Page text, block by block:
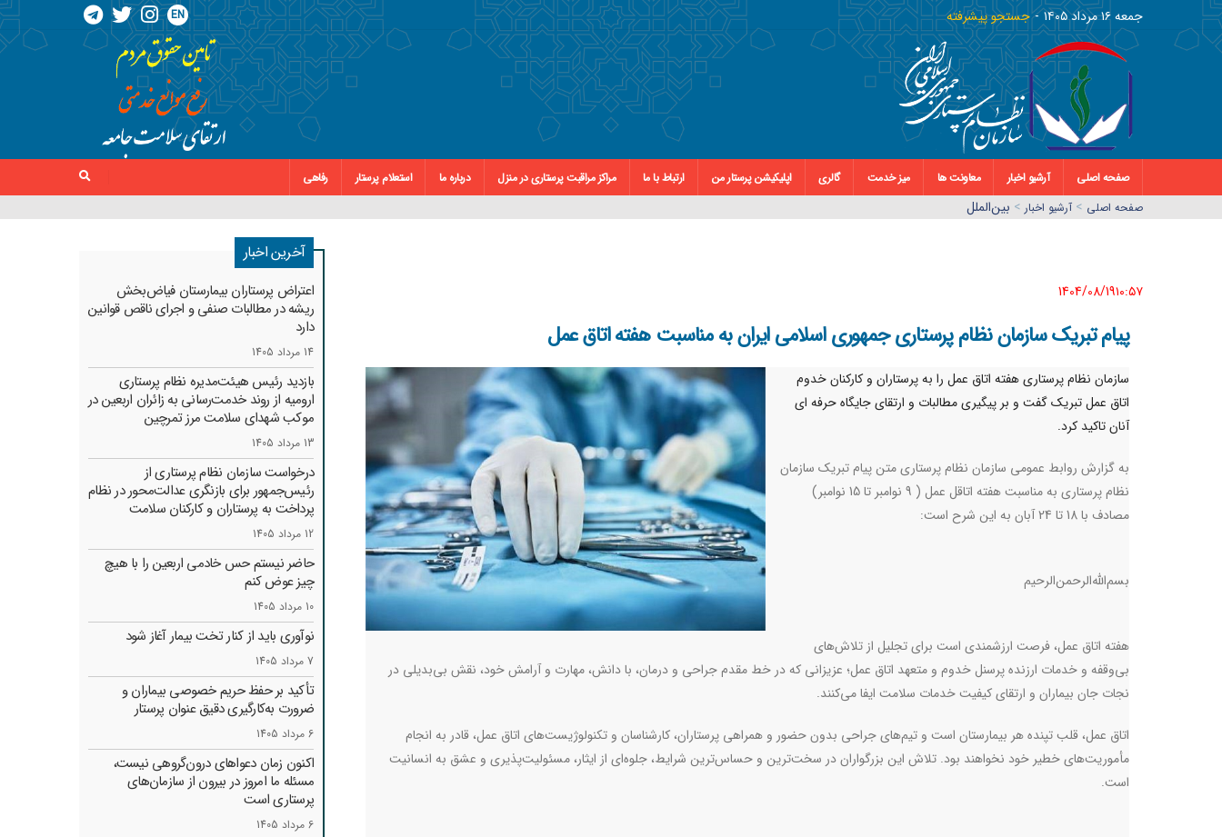
جمعه ١٦ مرداد ١٤٠٥ جستجو پیشرفته EN
صفحه اصلی آرشیو اخبار معاونت ها میز خدمت گالری اپلیکیشن پرستار من ارتباط با ما مراکز مراقبت پرستاری در منزل درباره ما استعلام پرستار
رفاهی
صفحه اصلي > آرشیو اخبار > بین‌الملل
1404/08/19١٠:٥٧
پیام تبریک سازمان نظام پرستاری جمهوری اسلامی ایران به مناسبت هفته اتاق عمل
سازمان نظام پرستاری هفته اتاق عمل را به پرستاران و کارکنان خدوم
اتاق عمل تبریک گفت و بر پیگیری مطالبات و ارتقای جایگاه حرفه ای
آنان تاکید کرد.
به گزارش روابط عمومی سازمان نظام پرستاری متن پیام تبریک سازمان
نظام پرستاری به مناسبت هفته اتاقل عمل ( 9 نوامبر تا 15 نوامبر)
مصادف با 18 تا 24 آبان به این شرح است:
بسم‌الله‌الرحمن‌الرحیم
هفته اتاق عمل، فرصت ارزشمندی است برای تجلیل از تلاش‌های
بی‌وقفه و خدمات ارزنده‌ پرسنل خدوم و متعهد اتاق عمل؛ عزیزانی که در خط مقدم جراحی و درمان، با دانش، مهارت و آرامش خود، نقش بی‌بدیلی در
نجات جان بیماران و ارتقای کیفیت خدمات سلامت ایفا می‌کنند.
اتاق عمل، قلب تپنده هر بیمارستان است و تیم‌های جراحی بدون حضور و همراهی پرستاران، کارشناسان و تکنولوژیست‌های اتاق عمل، قادر به انجام
مأموریت‌های خطیر خود نخواهند بود. تلاش این بزرگواران در سخت‌ترین و حساس‌ترین شرایط، جلوه‌ای از ایثار، مسئولیت‌پذیری و عشق به انسانیت
است.
آخرین اخبار
اعتراض پرستاران بیمارستان فیاض‌بخش
ریشه در مطالبات صنفی و اجرای ناقص قوانین
دارد
14 مرداد 1405
بازدید رئیس هیئت‌مدیره نظام پرستاری
ارومیه از روند خدمت‌رسانی به زائران اربعین در
موکب شهدای سلامت مرز تمرچین
13 مرداد 1405
درخواست سازمان نظام پرستاری از
رئیس‌جمهور برای بازنگری عدالت‌محور در نظام
پرداخت به پرستاران و کارکنان سلامت
12 مرداد 1405
حاضر نیستم حس خادمی اربعین را با هیچ
چیز عوض کنم
10 مرداد 1405
نوآوری باید از کنار تخت بیمار آغاز شود
7 مرداد 1405
تأکید بر حفظ حریم خصوصی بیماران و
ضرورت به‌کارگیری دقیق عنوان پرستار
6 مرداد 1405
اکنون زمان دعواهای درون‌گروهی نیست،
مسئله ما امروز در بیرون از سازمان‌های
پرستاری است
6 مرداد 1405